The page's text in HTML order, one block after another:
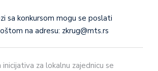
sa konkursom mogu se poslati
na adresu: zkrug@mts.rs
za lokalnu zajednicu se